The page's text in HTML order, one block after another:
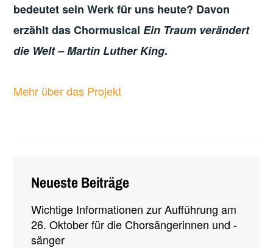
bedeutet sein Werk für uns heute? Davon
erzählt das ChormusicalEin Traum verändert
die Welt – Martin Luther King.
Mehr über das Projekt
Neueste Beiträge
Wichtige Informationen zur Aufführung am
26. Oktober für die Chorsängerinnen und -
sänger